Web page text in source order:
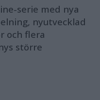
serie med nya
nyutvecklad
och flera
större